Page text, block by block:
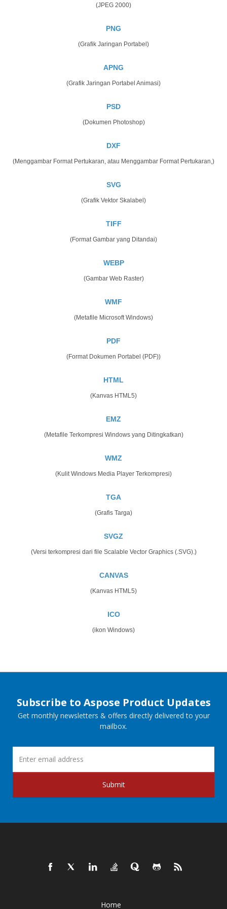
(JPEG 2000)
PNG
(Grafik Jaringan Portabel)
APNG
(Grafik Jaringan Portabel Animasi)
PSD
(Dokumen Photoshop)
DXF
(Menggambar Format Pertukaran, atau Menggambar Format Pertukaran,)
SVG
(Grafik Vektor Skalabel)
TIFF
(Format Gambar yang Ditandai)
WEBP
(Gambar Web Raster)
WMF
(Metafile Microsoft Windows)
PDF
(Format Dokumen Portabel (PDF))
HTML
(Kanvas HTML5)
EMZ
(Metafile Terkompresi Windows yang Ditingkatkan)
WMZ
(Kulit Windows Media Player Terkompresi)
TGA
(Grafis Targa)
SVGZ
(Versi terkompresi dari file Scalable Vector Graphics (.SVG).)
CANVAS
(Kanvas HTML5)
ICO
(ikon Windows)
Subscribe to Aspose Product Updates
Get monthly newsletters & offers directly delivered to your
mailbox.
Submit
Home